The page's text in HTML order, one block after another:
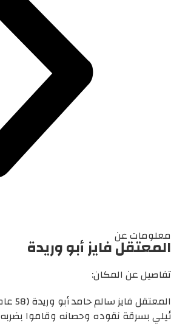
معلومات عن
المعتقل فايز أبو وريدة
تفاصيل عن المكان:
ئيلي بسرقة نقوده وحصانه وقاموا